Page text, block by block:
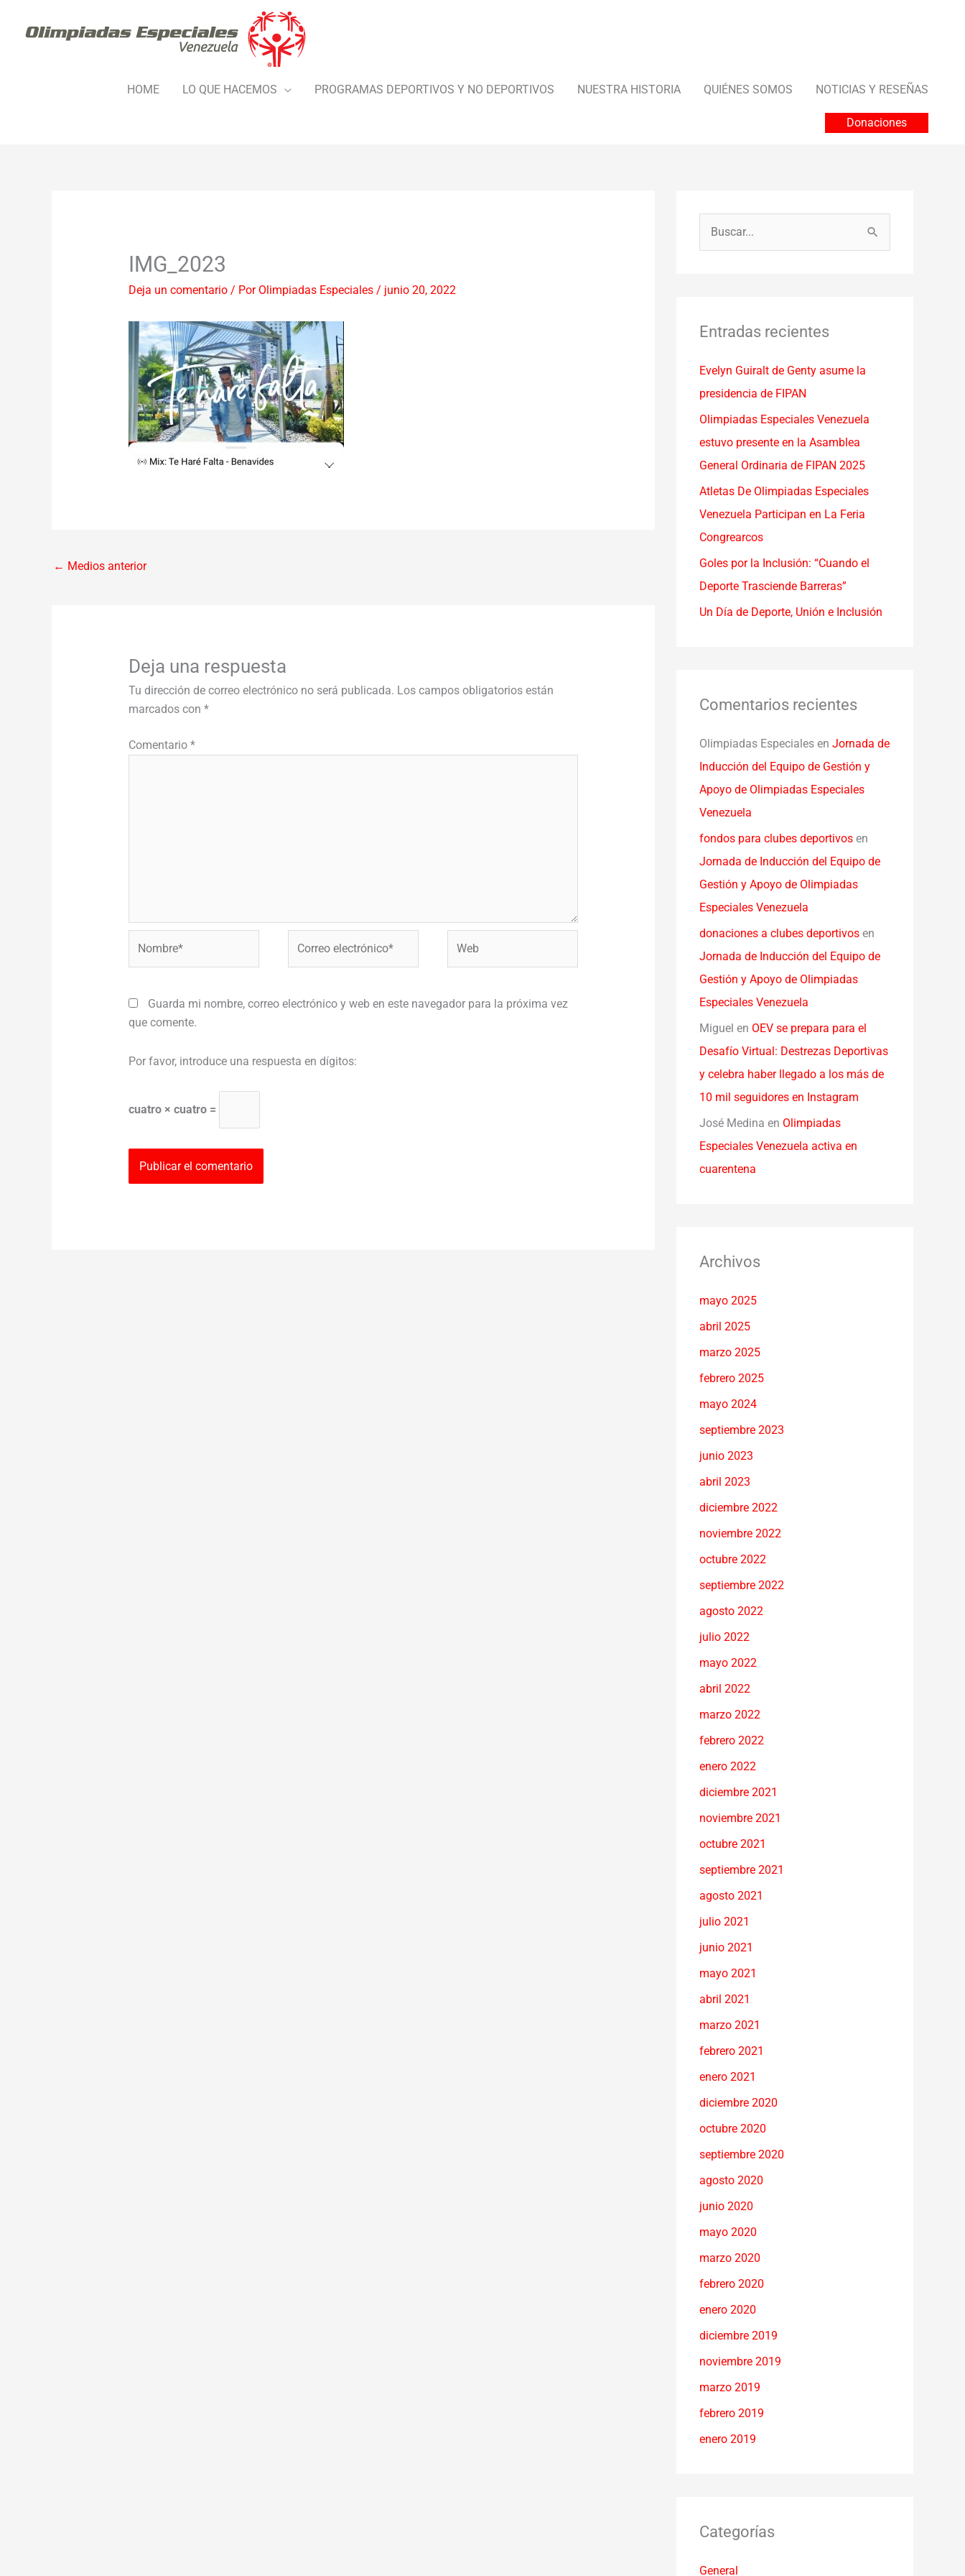
HOME LO QUE HACEMOS PROGRAMAS DEPORTIVOS Y NO DEPORTIVOS NUESTRA HISTORIA QUIÉNES SOMOS NOTICIAS Y RESEÑAS
Donaciones
IMG_2023
Deja un comentario / Por Olimpiadas Especiales / junio 20, 2022
← Medios anterior
Deja una respuesta
Tu dirección de correo electrónico no será publicada. Los campos obligatorios están
marcados con *
Comentario *
Guarda mi nombre, correo electrónico y web en este navegador para la próxima vez
que comente.
Por favor, introduce una respuesta en dígitos:
cuatro × cuatro =
a
p
o
r
:
Entradas recientes
Evelyn Guiralt de Genty asume la
presidencia de FIPAN
Olimpiadas Especiales Venezuela
estuvo presente en la Asamblea
General Ordinaria de FIPAN 2025
Atletas De Olimpiadas Especiales
Venezuela Participan en La Feria
Congrearcos
Goles por la Inclusión: “Cuando el
Deporte Trasciende Barreras”
Un Día de Deporte, Unión e Inclusión
Comentarios recientes
Olimpiadas Especiales en Jornada de
Inducción del Equipo de Gestión y
Apoyo de Olimpiadas Especiales
Venezuela
fondos para clubes deportivos en
Jornada de Inducción del Equipo de
Gestión y Apoyo de Olimpiadas
Especiales Venezuela
donaciones a clubes deportivos en
Jornada de Inducción del Equipo de
Gestión y Apoyo de Olimpiadas
Especiales Venezuela
Miguel en OEV se prepara para el
Desafío Virtual: Destrezas Deportivas
y celebra haber llegado a los más de
10 mil seguidores en Instagram
José Medina en Olimpiadas
Especiales Venezuela activa en
cuarentena
Archivos
mayo 2025
abril 2025
marzo 2025
febrero 2025
mayo 2024
septiembre 2023
junio 2023
abril 2023
diciembre 2022
noviembre 2022
octubre 2022
septiembre 2022
agosto 2022
julio 2022
mayo 2022
abril 2022
marzo 2022
febrero 2022
enero 2022
diciembre 2021
noviembre 2021
octubre 2021
septiembre 2021
agosto 2021
julio 2021
junio 2021
mayo 2021
abril 2021
marzo 2021
febrero 2021
enero 2021
diciembre 2020
octubre 2020
septiembre 2020
agosto 2020
junio 2020
mayo 2020
marzo 2020
febrero 2020
enero 2020
diciembre 2019
noviembre 2019
marzo 2019
febrero 2019
enero 2019
Categorías
General